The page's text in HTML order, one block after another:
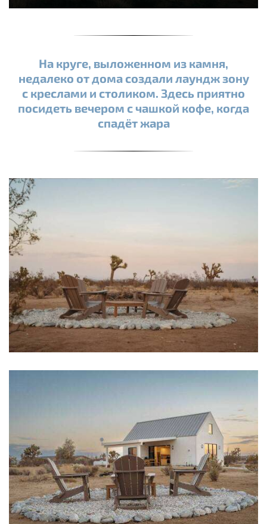
На круге, выложенном из камня,
недалеко от дома создали лаундж зону
с креслами и столиком. Здесь приятно
посидеть вечером с чашкой кофе, когда
спадёт жара